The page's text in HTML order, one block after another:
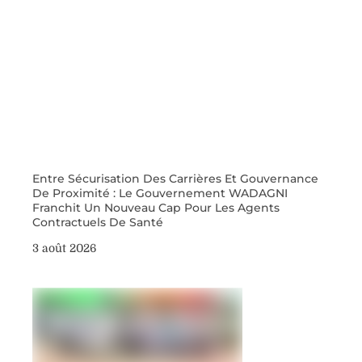
Entre Sécurisation Des Carrières Et Gouvernance
De Proximité : Le Gouvernement WADAGNI
Franchit Un Nouveau Cap Pour Les Agents
Contractuels De Santé
3 août 2026